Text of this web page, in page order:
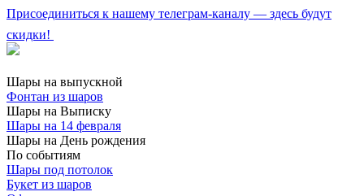
Присоединиться к нашему телеграм-каналу — здесь будут
скидки!
Шары на выпускной
Фонтан из шаров
Шары на Выписку
Шары на 14 февраля
Шары на День рождения
По событиям
Шары под потолок
Букет из шаров